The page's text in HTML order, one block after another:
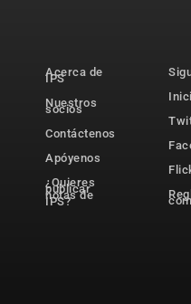
Acerca de
IPS
Nuestros
socios
Contáctenos
Apóyenos
¿Quieres
publicar
notas de
IPS?